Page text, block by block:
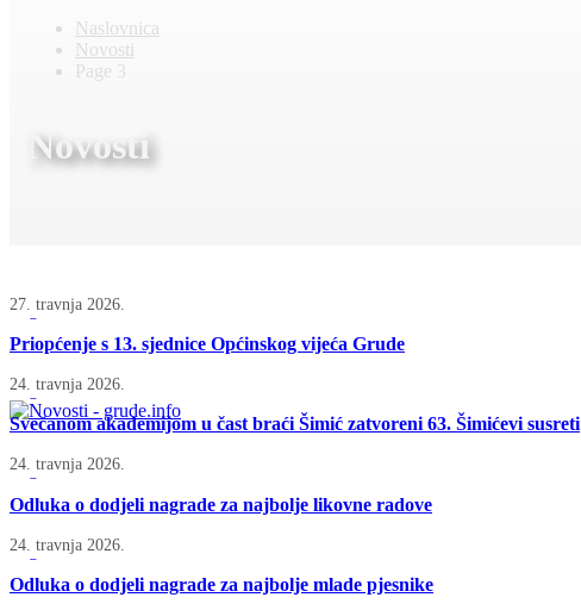
Naslovnica
Novosti
Page 3
Novosti
27. travnja 2026.
Priopćenje s 13. sjednice Općinskog vijeća Grude
24. travnja 2026.
Svečanom akademijom u čast braći Šimić zatvoreni 63. Šimićevi susreti
24. travnja 2026.
Odluka o dodjeli nagrade za najbolje likovne radove
24. travnja 2026.
Odluka o dodjeli nagrade za najbolje mlade pjesnike